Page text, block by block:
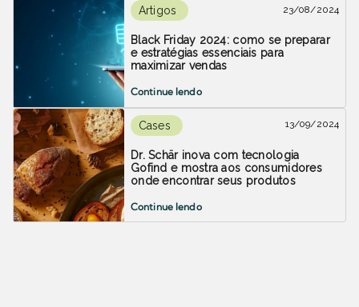
Artigos 23/08/2024
Black Friday 2024: como se preparar
e estratégias essenciais para
maximizar vendas
Continue lendo
Cases 13/09/2024
Dr. Schär inova com tecnologia
Gofind e mostra aos consumidores
onde encontrar seus produtos
Continue lendo